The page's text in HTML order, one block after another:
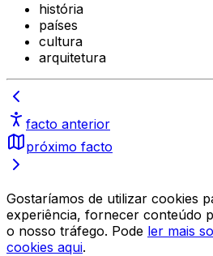
história
países
cultura
arquitetura
facto anterior
próximo facto
Gostaríamos de utilizar cookies
experiência, fornecer conteúdo
o nosso tráfego. Pode ler mais
cookies aqui.